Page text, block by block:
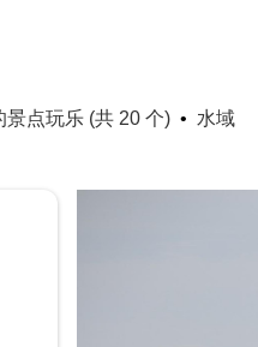
点玩乐 (共 20 个) 水域